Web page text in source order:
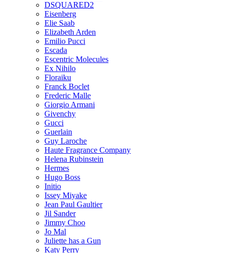
DSQUARED2
Eisenberg
Elie Saab
Elizabeth Arden
Emilio Pucci
Escada
Escentric Molecules
Ex Nihilo
Floraiku
Franck Boclet
Frederic Malle
Giorgio Armani
Givenchy
Gucci
Guerlain
Guy Laroche
Haute Fragrance Company
Helena Rubinstein
Hermes
Hugo Boss
Initio
Issey Miyake
Jean Paul Gaultier
Jil Sander
Jimmy Choo
Jo Mal
Juliette has a Gun
Katy Perry